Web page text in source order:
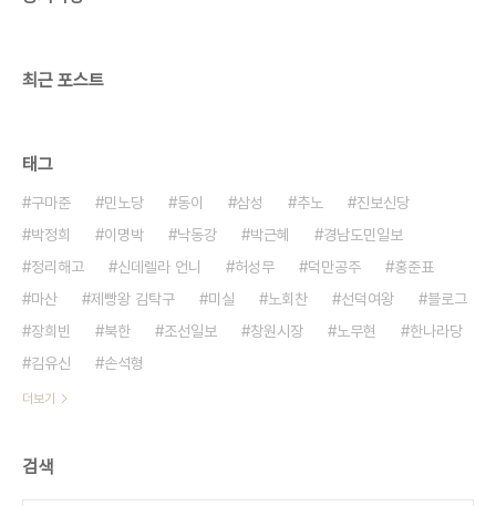
최근 포스트
태그
구마준 민노당 동이 삼성 추노
진보신당
박정희
이명박 낙동강 박근혜
경남도민일보
정리해고
신데렐라 언니 허성무 덕만공주
홍준표
마산
제빵왕 김탁구 미실 노회찬 선덕여왕
블로그
장희빈
북한 조선일보 창원시장 노무현
한나라당
김유신
손석형
더보기
검색